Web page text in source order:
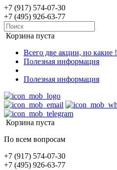
+7 (917) 574-07-30
+7 (495) 926-63-77
Корзина пуста
Всего две акции, но какие !
Полезная информация
Полезная информация
Корзина пуста
По всем вопросам
+7 (917) 574-07-30
+7 (495) 926-63-77